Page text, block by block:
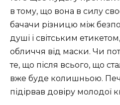
в тому, що вона в силу
бачачи різницю між
душі і світським
обличчя від маски. Чи
те, що після всього, що
вже буде колишньою.
підірвав довіру